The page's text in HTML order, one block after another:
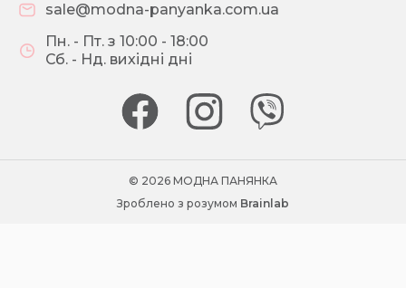
sale@modna-panyanka.com.ua
Пн. - Пт. з 10:00 - 18:00
Сб. - Нд. вихідні дні
© 2026 МОДНА ПАНЯНКА
Зроблено з розумом Brainlab